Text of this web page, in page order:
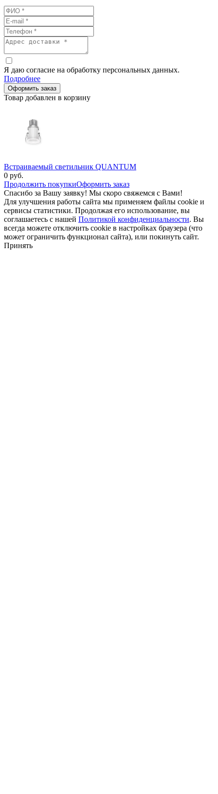
Я даю согласие на обработку персональных данных.
Подробнее
Оформить заказ
Товар добавлен в корзину
Встраиваемый светильник QUANTUM
0 руб.
Продолжить покупкиОформить заказ
Спасибо за Вашу заявку! Мы скоро свяжемся с Вами!
Для улучшения работы сайта мы применяем файлы cookie и
сервисы статистики. Продолжая его использование, вы
соглашаетесь с нашей Политикой конфиденциальности. Вы
всегда можете отключить cookie в настройках браузера (что
может ограничить функционал сайта), или покинуть сайт.
Принять